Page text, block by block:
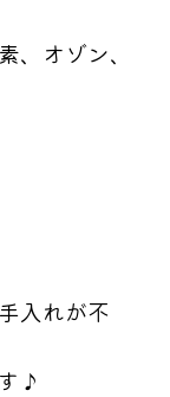
、オゾン、
入れが不
♪